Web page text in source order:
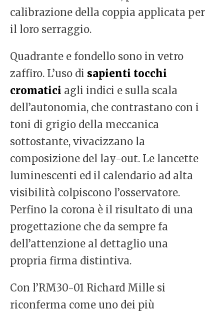
calibrazione della coppia applicata per
il loro serraggio.
Quadrante e fondello sono in vetro
zaffiro. L’uso di sapienti tocchi
cromatici agli indici e sulla scala
dell’autonomia, che contrastano con i
toni di grigio della meccanica
sottostante, vivacizzano la
composizione del lay-out. Le lancette
luminescenti ed il calendario ad alta
visibilità colpiscono l’osservatore.
Perfino la corona è il risultato di una
progettazione che da sempre fa
dell’attenzione al dettaglio una
propria firma distintiva.
Con l’RM30-01 Richard Mille si
riconferma come uno dei più